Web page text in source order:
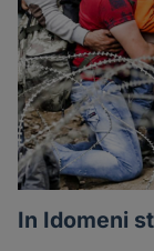
In Idomeni